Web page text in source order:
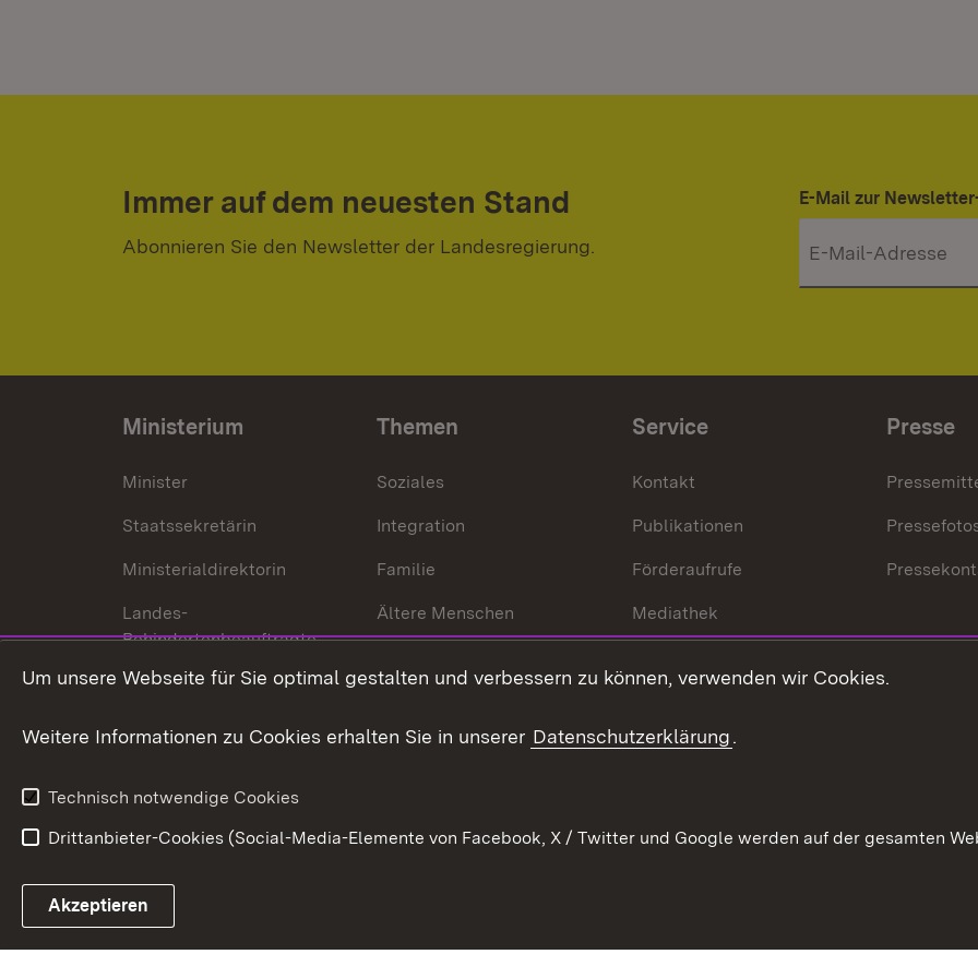
Immer auf dem neuesten Stand
Abonnieren Sie den Newsletter der Landesregierung.
E-Mail zur
Ministerium
Minister
Staatssekretärin
Ministerialdirektorin
Landes-
Behindertenbeauftragte
Bürgerreferent
Karriere
Themen
Soziales
Integration
Familie
Ältere Menschen
Behinderungen
Bürgerengagement
Service
Kontakt
Publikationen
Förderaufrufe
Mediathek
Presse
Link zum Landesportal
Um unsere Webseite für Sie optimal gestalten und verbessern zu können, verwenden wir Cookies.
Weitere Informationen zu Cookies erhalten Sie in unserer Datenschutzerklärung.
Technisch notwendige Cookies
Drittanbieter-Cookies (Social-Media-Elemente von Facebook, X / Twitter und Google werden auf der gesamten
Akzeptieren